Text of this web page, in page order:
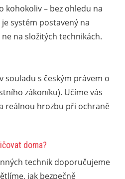
kohokoliv – bez ohledu na
systém postavený na
na složitých technikách.
souladu s českým právem o
zákoníku). Učíme vás
reálnou hrozbu při ochraně
doma?
technik doporučujeme
jak bezpečně